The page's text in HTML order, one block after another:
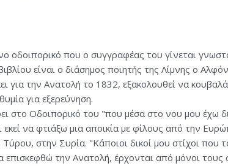
οδοιπορικό που ο συγγραφέας του γίνεται
είναι ο διάσημος ποιητής της Λίμνης ο
για την Ανατολή το 1832, εξακολουθεί να
για εξερεύνηση.
στο Οδοιπορικό του "που μέσα στο νου μου έχω
εκεί να φτιάξω μια αποικία με φίλους από την
στην Συρία. "Κάποιοι δικοί μου στίχοι που
επισκεφθώ την Ανατολή, έρχονται από μόνοι